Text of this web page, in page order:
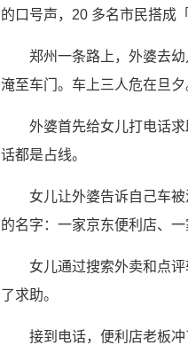
的口号声，20 多名市民搭成
郑州一条路上，外婆去
淹至车门。车上三人危在旦夕
外婆首先给女儿打电话
话都是占线。
女儿让外婆告诉自己车
的名字：一家京东便利店、一
女儿通过搜索外卖和点
了求助。
接到电话，便利店老板